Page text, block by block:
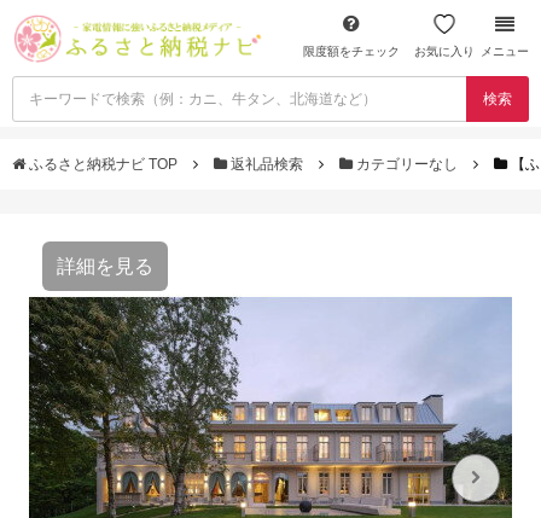
限度額をチェック お気に入り メニュー
検索
ふるさと納税ナビ TOP 返礼品検索 カテゴリーなし 【
詳細を見る